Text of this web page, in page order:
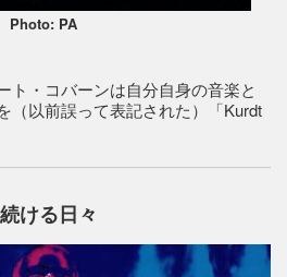
Photo: PA
ト・コバーンは自分自身の音楽と
（以前誤って表記された）「Kurdt
ける日々